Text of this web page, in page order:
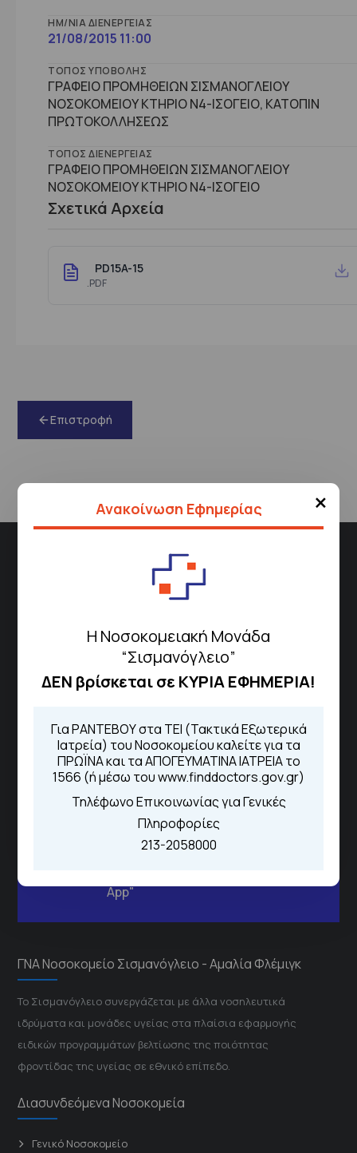
×
Ανακοίνωση Εφημερίας
Η Νοσοκομειακή Μονάδα
“Σισμανόγλειο”
ΔΕΝ βρίσκεται σε ΚΥΡΙΑ ΕΦΗΜΕΡΙΑ!
Για ΡΑΝΤΕΒΟΥ στα ΤΕΙ (Τακτικά Εξωτερικά
Ιατρεία) του Νοσοκομείου καλείτε για τα
ΠΡΩΪΝΑ και τα ΑΠΟΓΕΥΜΑΤΙΝΑ ΙΑΤΡΕΙΑ το
1566 (ή μέσω του www.finddoctors.gov.gr)
Τηλέφωνο Επικοινωνίας για Γενικές
Πληροφορίες
213-2058000
ΗΜ/ΝΊΑ ΔΙΕΝΈΡΓΕΙΑΣ
21/08/2015 11:00
ΤΌΠΟΣ ΥΠΟΒΟΛΉΣ
ΓΡΑΦΕΙΟ ΠΡΟΜΗΘΕΙΩΝ ΣΙΣΜΑΝΟΓΛΕΙΟΥ
ΝΟΣΟΚΟΜΕΙΟΥ ΚΤΗΡΙΟ Ν4-ΙΣΟΓΕΙΟ, ΚΑΤΟΠΙΝ
ΠΡΩΤΟΚΟΛΛΗΣΕΩΣ
ΤΌΠΟΣ ΔΙΕΝΈΡΓΕΙΑΣ
ΓΡΑΦΕΙΟ ΠΡΟΜΗΘΕΙΩΝ ΣΙΣΜΑΝΟΓΛΕΙΟΥ
ΝΟΣΟΚΟΜΕΙΟΥ ΚΤHΡΙΟ Ν4-ΙΣΟΓΕΙΟ
Σχετικά Αρχεία
PD15A-15
.PDF
Επιστροφή
Σισμανόγλειου 1,
Περιοχής
Πως να έρθετε με ΜΜΜ
Τηλέφωνα για Ραντεβού
ιατρεία:
Από τον ιστότοπο
Καλώντας στην φωνητική πύλη του
App"
ΓΝΑ Νοσοκομείο Σισμανόγλειο - Αμαλία Φλέμιγκ
Το Σισμανόγλειο συνεργάζεται με άλλα νοσηλευτικά
ιδρύματα και μονάδες υγείας στα πλαίσια εφαρμογής
ειδικών προγραμμάτων βελτίωσης της ποιότητας
φροντίδας της υγείας σε εθνικό επίπεδο.
Διασυνδεόμενα Νοσοκομεία
Γενικό Νοσοκομείο